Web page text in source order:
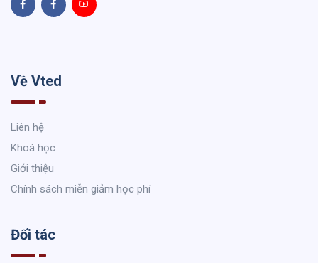
Về Vted
Liên hệ
Khoá học
Giới thiệu
Chính sách miễn giảm học phí
Đối tác